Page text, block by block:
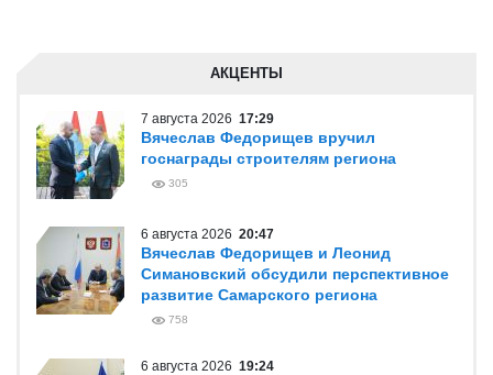
АКЦЕНТЫ
7 августа 2026 17:29
Вячеслав Федорищев вручил
госнаграды строителям региона
305
6 августа 2026 20:47
Вячеслав Федорищев и Леонид
Симановский обсудили перспективное
развитие Самарского региона
758
6 августа 2026 19:24